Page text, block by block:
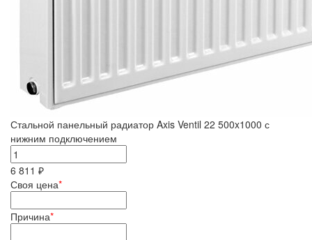
Стальной панельный радиатор Axis Ventil 22 500x1000 с
нижним подключением
6 811 ₽
Своя цена*
Причина*